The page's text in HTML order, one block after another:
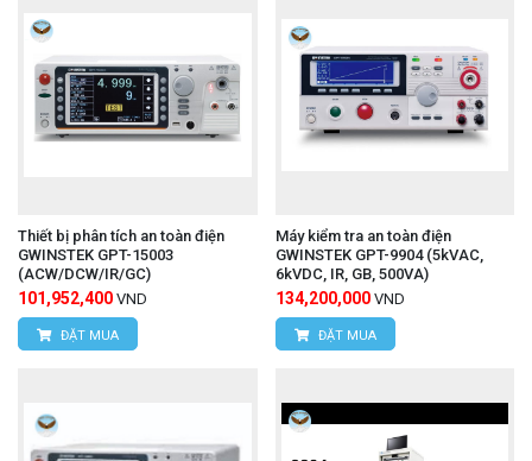
Thiết bị phân tích an toàn điện
GWINSTEK GPT-15003
(ACW/DCW/IR/GC)
101,952,400 VND
ĐẶT MUA
Máy kiểm tra an toàn điện
GWINSTEK GPT-9904 (5kVAC,
6kVDC, IR, GB, 500VA)
134,200,000 VND
ĐẶT MUA